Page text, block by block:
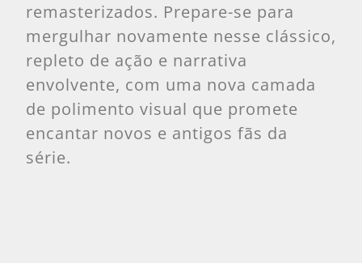
remasterizados. Prepare-se para
mergulhar novamente nesse clássico,
repleto de ação e narrativa
envolvente, com uma nova camada
de polimento visual que promete
encantar novos e antigos fãs da
série.